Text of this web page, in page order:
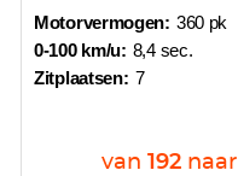
Motorvermogen: 360 pk
0-100 km/u: 8,4 sec.
Zitplaatsen: 7
van 192 naar